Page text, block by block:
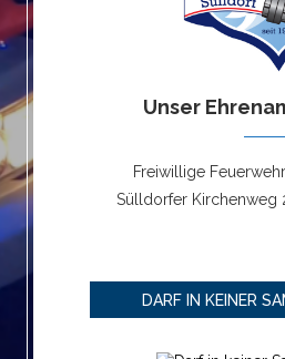
Unser
Freiwillige
Sülldorfer Kirchenweg
DARF IN KEINER